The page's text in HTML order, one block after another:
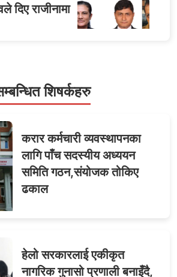
दिए राजीनामा
अत्याचार :
गम्भीर
भएका
लोकसेवा
जिम्मेवारी,
शिषर्कहरु
करार कर्मचारी व्यवस्थापनका
लागि पाँच सदस्यीय अध्ययन
समिति गठन,संयोजक तोकिए
ढकाल
हेलो सरकारलाई एकीकृत
नागरिक गुनासो प्रणाली बनाइँदै,